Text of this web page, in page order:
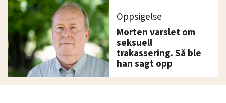
Oppsigelse
Morten varslet om
seksuell
trakassering. Så ble
han sagt opp